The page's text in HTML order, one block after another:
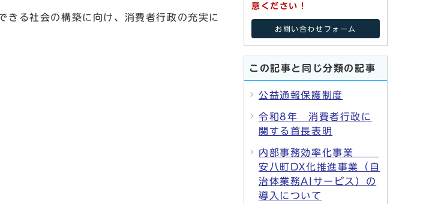
る社会の構築に向け、消費者行政の充実に
意ください！
お問い合わせフォーム
この記事と同じ分類の記事
公益通報保護制度
令和8年 消費者行政に
関する首長表明
内部事務効率化事業
安八町DX化推進事業（自
治体業務AIサービス）の
導入について